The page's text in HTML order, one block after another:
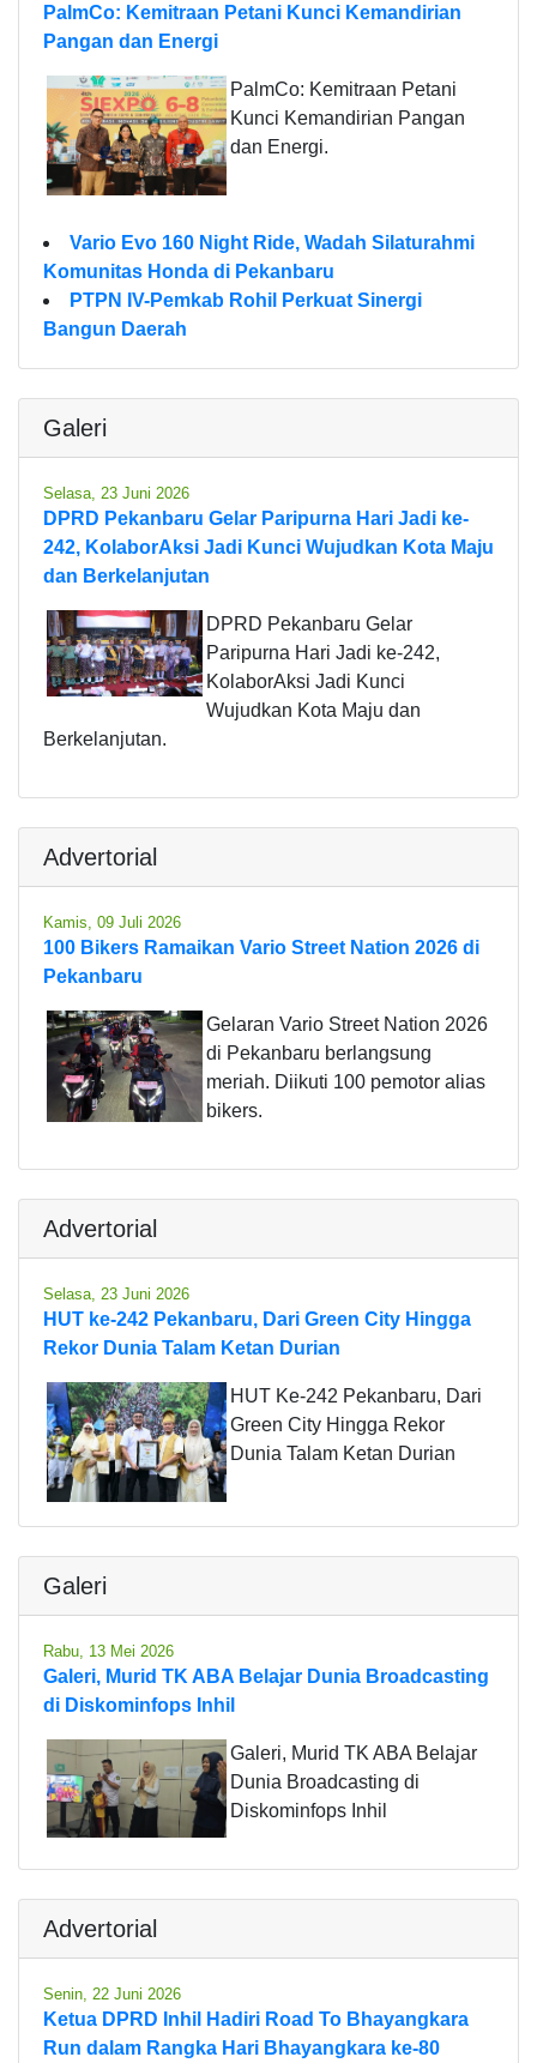
PalmCo: Kemitraan Petani Kunci Kemandirian
Pangan dan Energi
PalmCo: Kemitraan Petani
Kunci Kemandirian Pangan
dan Energi.
Vario Evo 160 Night Ride, Wadah Silaturahmi
Komunitas Honda di Pekanbaru
PTPN IV-Pemkab Rohil Perkuat Sinergi
Bangun Daerah
Galeri
Selasa, 23 Juni 2026
DPRD Pekanbaru Gelar Paripurna Hari Jadi ke-
242, KolaborAksi Jadi Kunci Wujudkan Kota Maju
dan Berkelanjutan
DPRD Pekanbaru Gelar
Paripurna Hari Jadi ke-242,
KolaborAksi Jadi Kunci
Wujudkan Kota Maju dan
Berkelanjutan.
Advertorial
Kamis, 09 Juli 2026
100 Bikers Ramaikan Vario Street Nation 2026 di
Pekanbaru
Gelaran Vario Street Nation 2026
di Pekanbaru berlangsung
meriah. Diikuti 100 pemotor alias
bikers.
Advertorial
Selasa, 23 Juni 2026
HUT ke-242 Pekanbaru, Dari Green City Hingga
Rekor Dunia Talam Ketan Durian
HUT Ke-242 Pekanbaru, Dari
Green City Hingga Rekor
Dunia Talam Ketan Durian
Galeri
Rabu, 13 Mei 2026
Galeri, Murid TK ABA Belajar Dunia Broadcasting
di Diskominfops Inhil
Galeri, Murid TK ABA Belajar
Dunia Broadcasting di
Diskominfops Inhil
Advertorial
Senin, 22 Juni 2026
Ketua DPRD Inhil Hadiri Road To Bhayangkara
Run dalam Rangka Hari Bhayangkara ke-80